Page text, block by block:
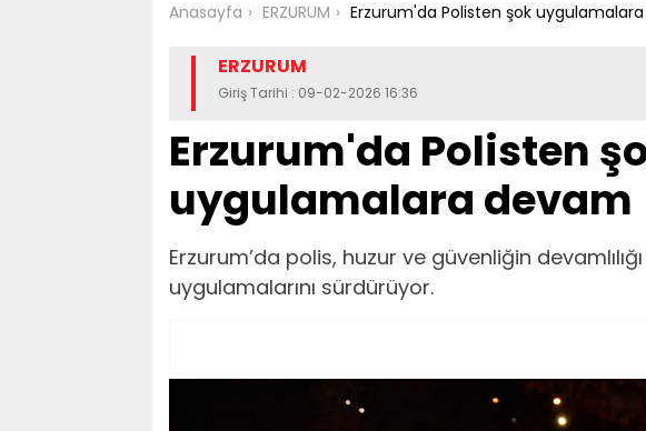
Anasayfa ERZURUM Erzurum'da Polisten şok
ERZURUM
Giriş Tarihi : 09-02-2026 16:36
Erzurum'da Polisten
uygulamalara devam
Erzurum’da polis, huzur ve güvenliğin
uygulamalarını sürdürüyor.